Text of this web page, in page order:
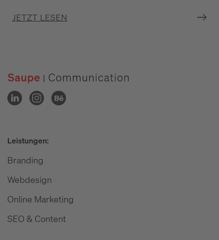
JETZT LESEN
Leistungen:
Branding
Webdesign
Online Marketing
SEO & Content